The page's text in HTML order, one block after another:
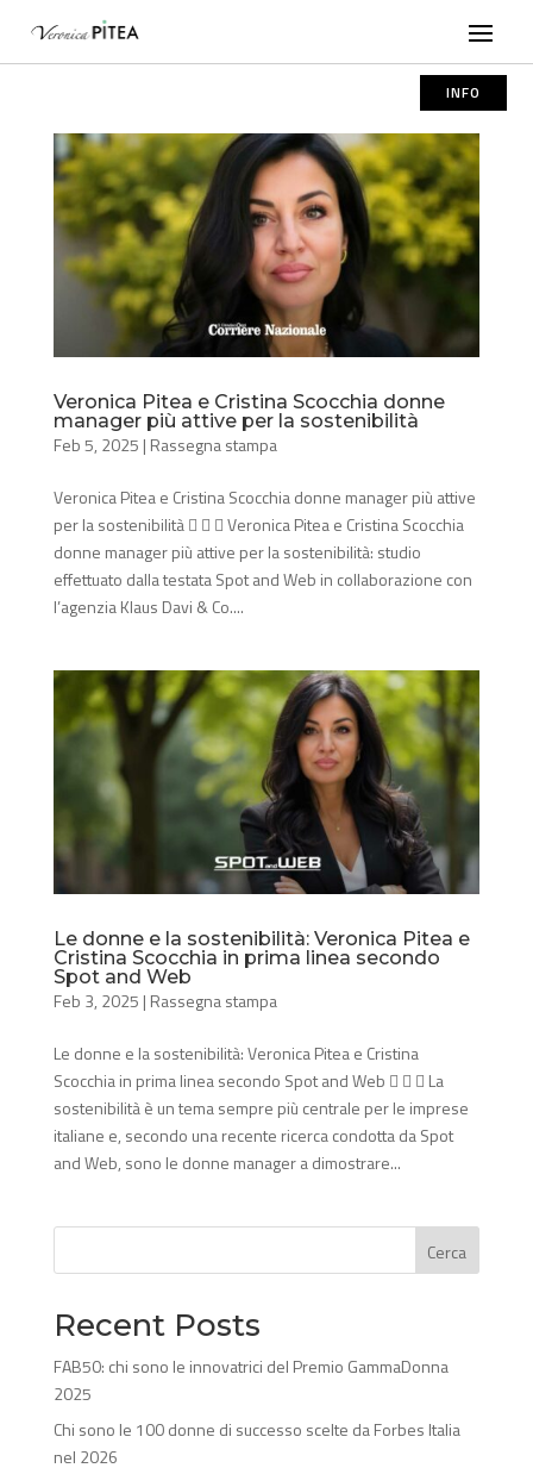
INFO
Veronica Pitea e Cristina Scocchia donne
manager più attive per la sostenibilità
Feb 5, 2025 | Rassegna stampa
Veronica Pitea e Cristina Scocchia donne manager più attive
per la sostenibilità    Veronica Pitea e Cristina Scocchia
donne manager più attive per la sostenibilità: studio
effettuato dalla testata Spot and Web in collaborazione con
l’agenzia Klaus Davi & Co....
Le donne e la sostenibilità: Veronica Pitea e
Cristina Scocchia in prima linea secondo
Spot and Web
Feb 3, 2025 | Rassegna stampa
Le donne e la sostenibilità: Veronica Pitea e Cristina
Scocchia in prima linea secondo Spot and Web    La
sostenibilità è un tema sempre più centrale per le imprese
italiane e, secondo una recente ricerca condotta da Spot
and Web, sono le donne manager a dimostrare...
Cerca
Recent Posts
FAB50: chi sono le innovatrici del Premio GammaDonna
2025
Chi sono le 100 donne di successo scelte da Forbes Italia
nel 2026